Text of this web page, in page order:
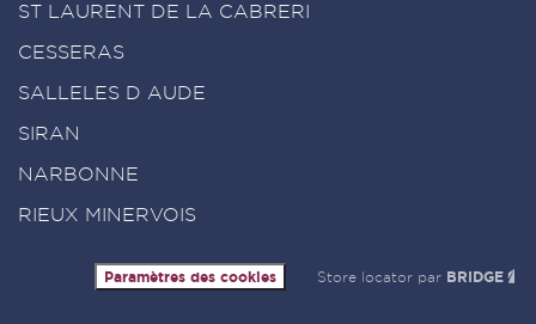
ST LAURENT DE LA CABRERI
CESSERAS
SALLELES D AUDE
SIRAN
NARBONNE
RIEUX MINERVOIS
Paramètres des cookies Store locator par BRIDGE